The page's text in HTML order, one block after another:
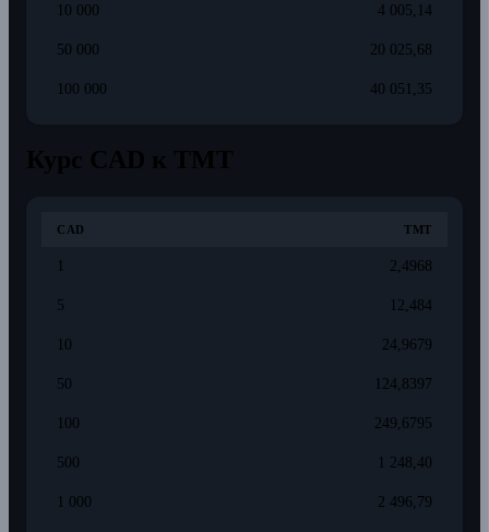
10 000 4 005,14
50 000 20 025,68
100 000 40 051,35
CAD TMT
2,4968
5 12,484
10 24,9679
50 124,8397
100 249,6795
500 1 248,40
1 000 2 496,79